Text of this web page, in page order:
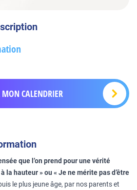
CALENDRIER
que l’on prend pour une vérité
la hauteur » ou « Je ne mérite pas d’être
le plus jeune âge, par nos parents et